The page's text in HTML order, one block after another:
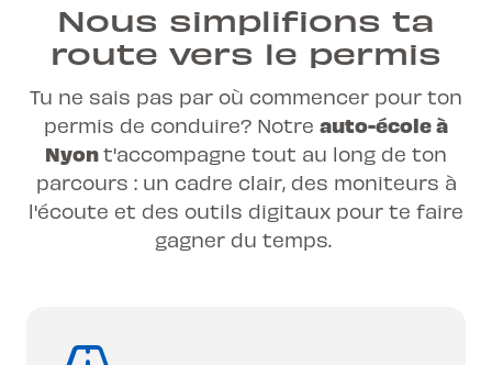
Nous simplifions ta
route vers le permis
Tu ne sais pas par où commencer pour ton
permis de conduire? Notre auto-école à
Nyont'accompagne tout au long de ton
parcours : un cadre clair, des moniteurs à
l'écoute et des outils digitaux pour te faire
gagner du temps.